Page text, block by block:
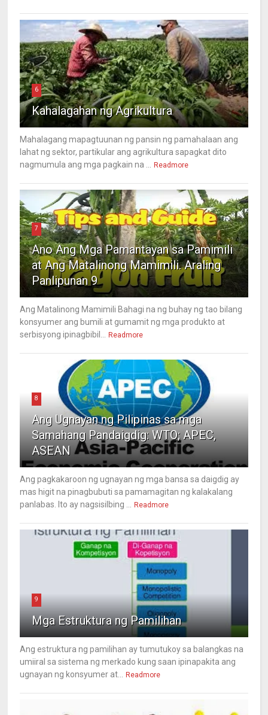
6
Kahalagahan ng Agrikultura
Mahalagang mapagtuunan ng pansin ng pamahalaan ang
lahat ng sektor, partikular ang agrikultura sapagkat dito
nagmumula ang mga pagkain na ...
Readmore
7
Ano Ang Mga Pamantayan sa Pamimili
at Ang Matalinong Mamimili. Araling
Panlipunan 9
Ang Matalinong Mamimili Bahagi na ng buhay ng tao bilang
konsyumer ang bumili at gumamit ng mga produkto at
serbisyong ipinagbibil...
Readmore
8
Ang Ugnayan ng Pilipinas sa mga
Samahang Pandaigdig: WTO; APEC,
ASEAN
Ang pagkakaroon ng ugnayan ng mga bansa sa daigdig ay
mas higit na pinagbubuti sa pamamagitan ng kalakalang
panlabas. Ito ay nagsisilbing ...
Readmore
9
Mga Estruktura ng Pamilihan
Ang estruktura ng pamilihan ay tumutukoy sa balangkas na
umiiral sa sistema ng merkado kung saan ipinapakita ang
ugnayan ng konsyumer at...
Readmore